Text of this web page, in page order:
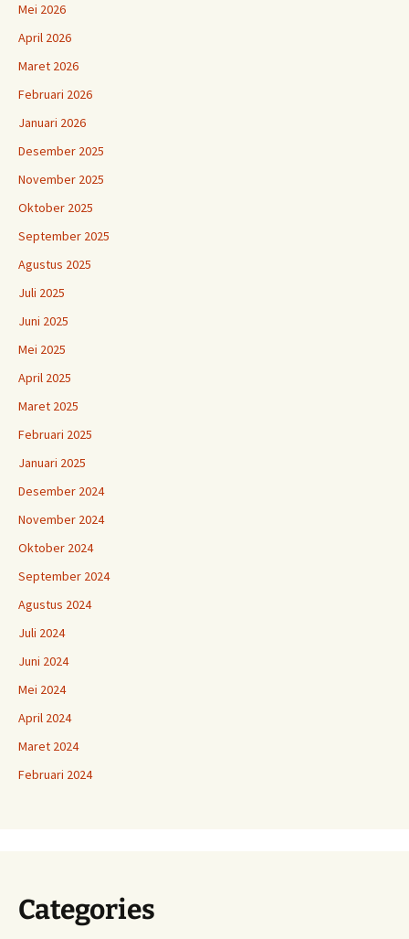
Mei 2026
April 2026
Maret 2026
Februari 2026
Januari 2026
Desember 2025
November 2025
Oktober 2025
September 2025
Agustus 2025
Juli 2025
Juni 2025
Mei 2025
April 2025
Maret 2025
Februari 2025
Januari 2025
Desember 2024
November 2024
Oktober 2024
September 2024
Agustus 2024
Juli 2024
Juni 2024
Mei 2024
April 2024
Maret 2024
Februari 2024
Categories